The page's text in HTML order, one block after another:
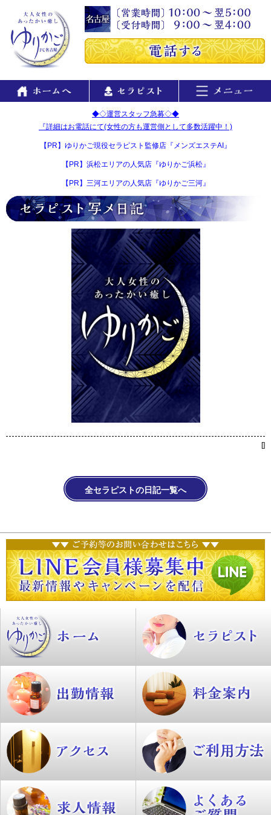
◆◇運営スタッフ急募◇◆
『詳細はお電話にて(女性の方も運営側として多数活躍中！)
【PR】ゆりかご現役セラピスト監修店『メンズエステAI』
【PR】浜松エリアの人気店『ゆりかご浜松』
【PR】三河エリアの人気店『ゆりかご三河』
[]
全セラピストの日記一覧へ